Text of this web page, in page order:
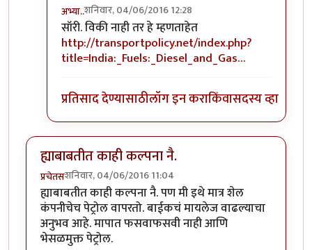
अभ्या..शनिवार, 04/06/2016 12:28
In reply toमग तसं म्हणलं तर इथेनॉलने पण
सॉरी. विकी नाही तर हे म्हणताहेत
http://transportpolicy.net/index.php?
title=India:_Fuels:_Diesel_and_Gas…
प्रतिसाद देण्यासाठीलॉग इन कराकिंवासदस्य व्हा
ह्याबाबतीत काही कल्पना नै.
प्रचेतसशनिवार, 04/06/2016 11:04
ह्याबाबतीत काही कल्पना नै. पण मी इथे मात्र शेल
कंपनीचेच पेट्रोल वापरतो. बाईकचं मायलेज वाढल्याचा
अनुभव आहे. मापात फसवाफसवी नाही आणि
भेसळमुक्त पेट्रोल.